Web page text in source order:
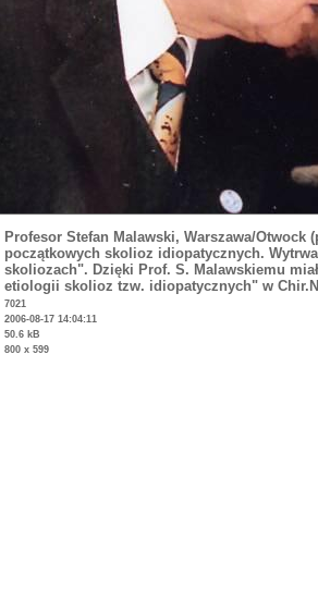
Profesor Stefan Malawski, Warszawa/Otwock
początkowych skolioz idiopatycznych.
skoliozach". Dzięki Prof. S. Malawskiemu
etiologii skolioz tzw. idiopatycznych" w
7021
2006-08-17 14:04:11
50.6 kB
800 x 599